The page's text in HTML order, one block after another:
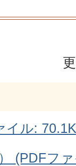
イル:
(PDFフ